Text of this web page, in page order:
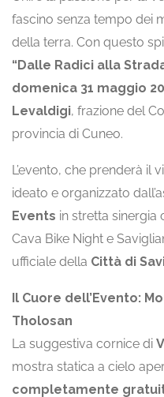
fascino senza tempo dei
della terra. Con questo
“Dalle Radici alla
domenica 31 maggio
Levaldigi, frazione del
provincia di Cuneo.
L’evento, che prenderà il
ideato e organizzato
Events in stretta sinergia
Cava Bike Night e
ufficiale della Città di
Il Cuore dell’Evento:
Tholosan
La suggestiva cornice di
mostra statica a cielo
completamente